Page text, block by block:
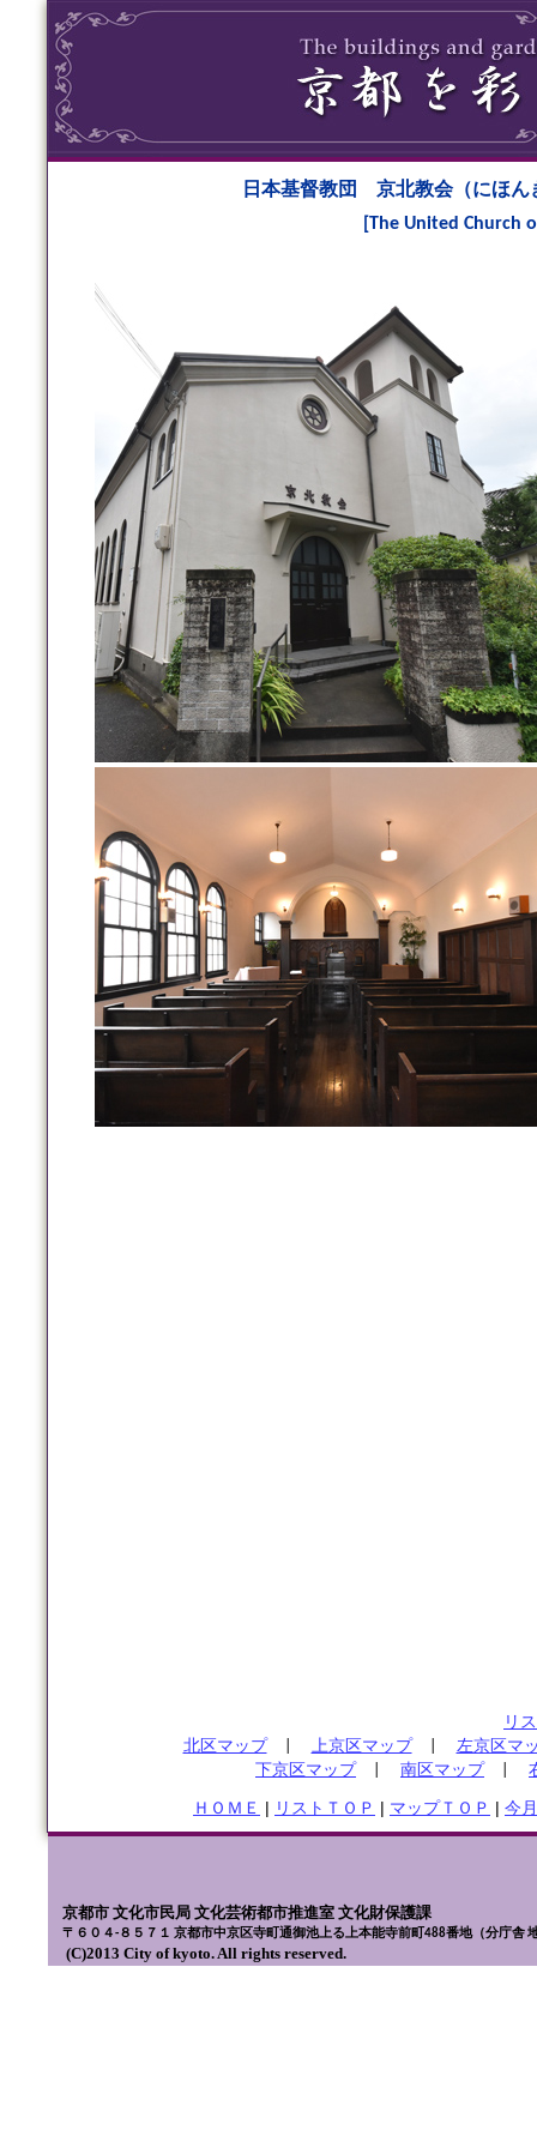
日本基督教団 京北教会（にほ
[The United Church
リ
北区マップ
上京区マップ
左京区マ
下京区マップ
南区マップ
ＨＯＭＥ | リストＴＯＰ | マップＴＯＰ | 今
京都市 文化市民局 文化芸術都市推進室 文化財保護課
〒６０４-８５７１ 京都市中京区寺町通御池上る上本能寺前町488番地（分庁舎
(C)2013 City of kyoto. All rights reserved.